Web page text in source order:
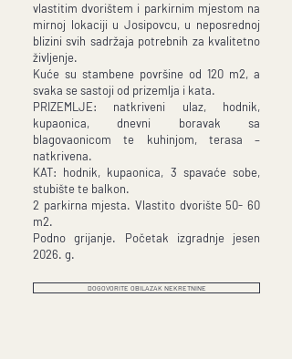
vlastitim dvorištem i parkirnim mjestom na
mirnoj lokaciji u Josipovcu, u neposrednoj
blizini svih sadržaja potrebnih za kvalitetno
življenje.
Kuće su stambene površine od 120 m2, a
svaka se sastoji od prizemlja i kata.
PRIZEMLJE: natkriveni ulaz, hodnik,
kupaonica, dnevni boravak sa
blagovaonicom te kuhinjom, terasa –
natkrivena.
KAT: hodnik, kupaonica, 3 spavaće sobe,
stubište te balkon.
2 parkirna mjesta. Vlastito dvorište 50- 60
m2.
Podno grijanje. Početak izgradnje jesen
2026. g.
DOGOVORITE OBILAZAK NEKRETNINE